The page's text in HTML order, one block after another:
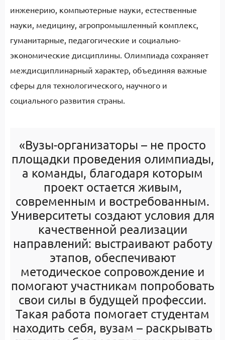
инженерию, компьютерные науки, естественные
науки, медицину, агропромышленный комплекс,
гуманитарные, педагогические и социально-
экономические дисциплины. Олимпиада сохраняет
междисциплинарный характер, объединяя важные
сферы для технологического, научного и
социального развития страны.
«Вузы-организаторы – не просто
площадки проведения олимпиады,
а команды, благодаря которым
проект остается живым,
современным и востребованным.
Университеты создают условия для
качественной реализации
направлений: выстраивают работу
этапов, обеспечивают
методическое сопровождение и
помогают участникам попробовать
свои силы в будущей профессии.
Такая работа помогает студентам
находить себя, вузам – раскрывать